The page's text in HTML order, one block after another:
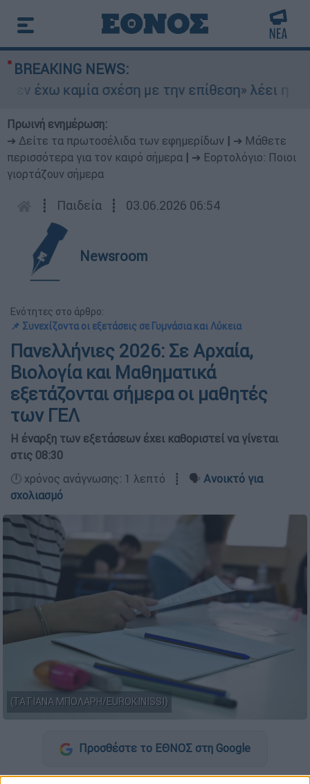
BREAKING NEWS:
έχω καμία σχέση με την επίθεση» λέει η
Πρωινή ενημέρωση:
➔ Δείτε τα πρωτοσέλιδα των εφημερίδων
➔ Μάθετε
περισσότερα για τον καιρό σήμερα
➔ Εορτολόγιο: Ποιοι
γιορτάζουν σήμερα
┋ Παιδεία ┋ 03.06.2026 06:54
Newsroom
Ενότητες στο άρθρο:
📌 Συνεχίζοντα οι εξετάσεις σε Γυμνάσια και Λύκεια
Πανελλήνιες 2026: Σε Αρχαία,
Βιολογία και Μαθηματικά
εξετάζονται σήμερα οι μαθητές
των ΓΕΛ
Η έναρξη των εξετάσεων έχει καθοριστεί να γίνεται
στις 08:30
🕛 χρόνος ανάγνωσης: 1 λεπτό ┋ 🗣️ Ανοικτό για
σχολιασμό
(ΤΑΤΙΑΝΑ ΜΠΟΛΑΡΗ/EUROKINISSI)
Προσθέστε το ΕΘΝΟΣ στη Google